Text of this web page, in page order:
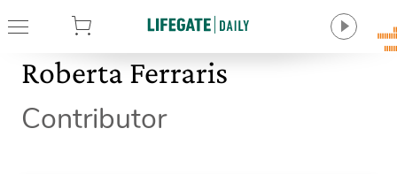
Roberta Ferraris
Contributor